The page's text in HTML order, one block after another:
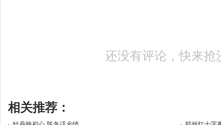
还没有评论，快来抢
相关推荐：